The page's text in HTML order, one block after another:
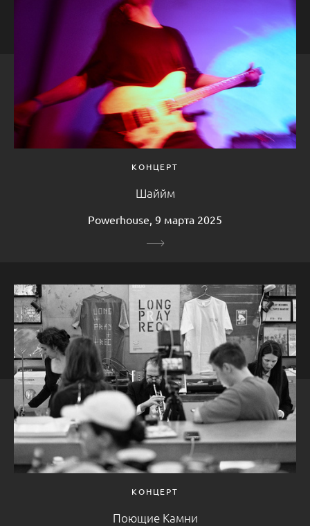
КОНЦЕРТ
Шаййм
Powerhouse, 9 марта 2025
КОНЦЕРТ
Поющие Камни